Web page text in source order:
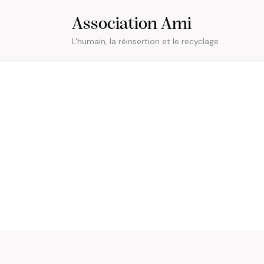
Association Ami
L'humain, la réinsertion et le recyclage